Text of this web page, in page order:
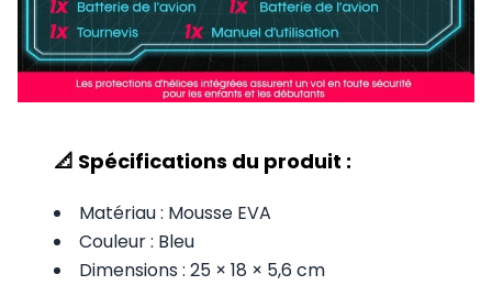
📐 Spécifications du produit :
Matériau : Mousse EVA
Couleur : Bleu
Dimensions : 25 × 18 × 5,6 cm